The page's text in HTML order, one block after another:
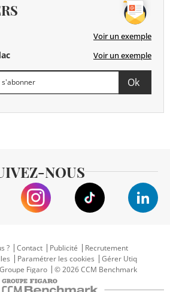
Voir un exemple
Voir un exemple
NOUS
?
Contact Publicité
Recrutement
Paramétrer les cookies
Gérer Utiq
Groupe Figaro © 2026 CCM Benchmark